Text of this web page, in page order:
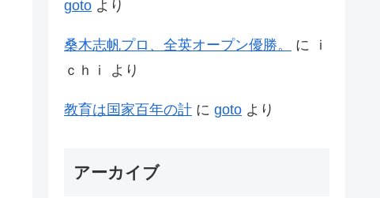
goto より
桑木志帆プロ、全英オープン優勝。 に
ｉ
ｃｈｉ
より
教育は国家百年の計 に goto より
アーカイブ